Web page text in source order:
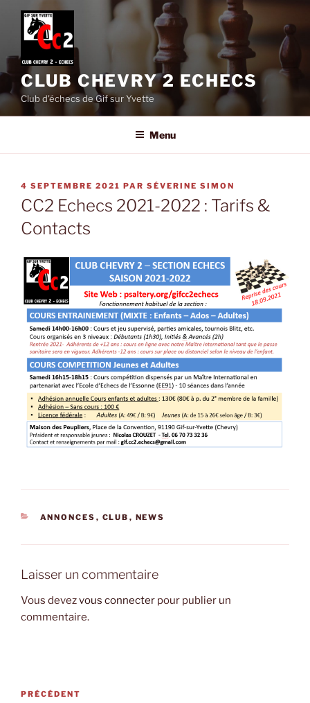
Aller
contenu
principal
CLUB CHEVRY 2 ECHECS
Club d'échecs de Gif sur Yvette
Menu
PUBLIÉ
LE
4 SEPTEMBRE 2021 PAR SÉVERINE SIMON
CC2 Echecs 2021-2022 : Tarifs &
Contacts
CATÉGORIES
ANNONCES , CLUB , NEWS
Laisser un commentaire
Vous devezvous connecter pour publier un
commentaire.
Navigation
Article
PRÉCÉDENT